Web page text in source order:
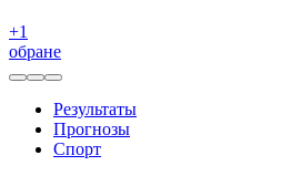
+1
обране
Результаты
Прогнозы
Спорт